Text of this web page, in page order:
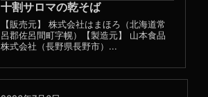
十割サロマの乾そば
【販売元】 株式会社はまほろ（北海道常
呂郡佐呂間町字幌）【製造元】 山本食品
株式会社（長野県長野市）...